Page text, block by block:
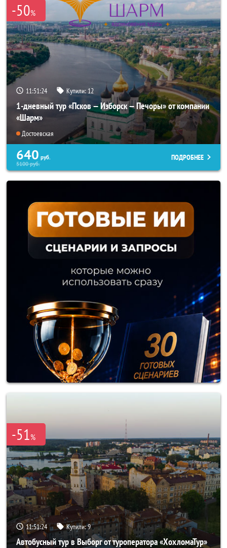
-50%
11:51:20 Купили: 12
1-дневный тур «Псков — Изборск — Печоры» от компании
«Шарм»
Достоевская
640 руб.
5100руб.
ПОДРОБНЕЕ
-51%
11:51:20 Купили:9
Автобусный тур в Выборг от туроператора «ХохломаТур»